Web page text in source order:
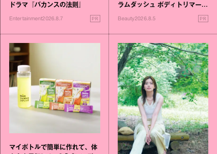
ドラマ『バカンスの法則』
Entertainment2026.8.7 PR
ラムダッシュ ボディトリマーが
Beauty2026.8.5 PR
マイボトルで簡単に作れて、体